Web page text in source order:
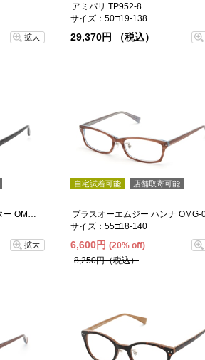
拡大
アミパリ TP952-8
サイズ：50□19-138
29,370円 （税込）
拡大
自宅試着可能 店舗取寄可能
サイズ：55□18-140
6,600円 (20% off)
8,250円（税込）